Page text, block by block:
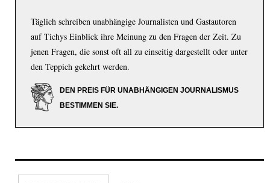
Täglich schreiben unabhängige Journalisten und Gastautoren
auf Tichys Einblick ihre Meinung zu den Fragen der Zeit. Zu
jenen Fragen, die sonst oft all zu einseitig dargestellt oder unter
den Teppich gekehrt werden.
DEN PREIS FÜR UNABHÄNGIGEN JOURNALISMUS
BESTIMMEN SIE.